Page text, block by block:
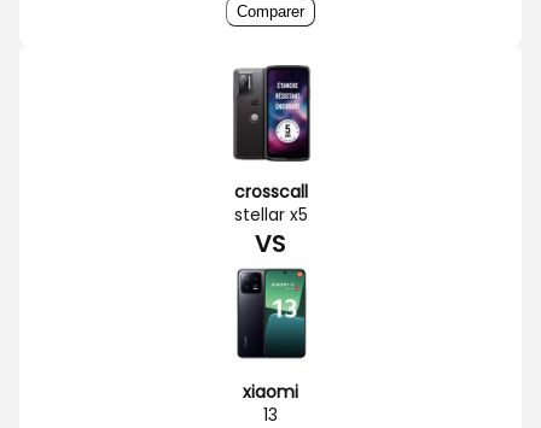
Comparer
crosscall
stellar x5
VS
xiaomi
13